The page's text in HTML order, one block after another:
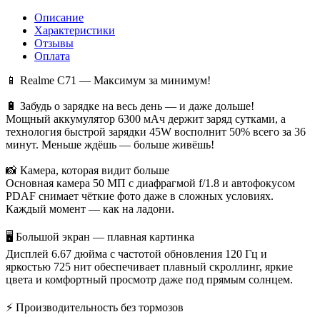
Описание
Характеристики
Отзывы
Оплата
📱 Realme C71 — Максимум за минимум!
🔋 Забудь о зарядке на весь день — и даже дольше!
Мощный аккумулятор 6300 мАч держит заряд сутками, а
технология быстрой зарядки 45W восполнит 50% всего за 36
минут. Меньше ждёшь — больше живёшь!
📸 Камера, которая видит больше
Основная камера 50 МП с диафрагмой f/1.8 и автофокусом
PDAF снимает чёткие фото даже в сложных условиях.
Каждый момент — как на ладони.
🖥️ Большой экран — плавная картинка
Дисплей 6.67 дюйма с частотой обновления 120 Гц и
яркостью 725 нит обеспечивает плавный скроллинг, яркие
цвета и комфортный просмотр даже под прямым солнцем.
⚡ Производительность без тормозов